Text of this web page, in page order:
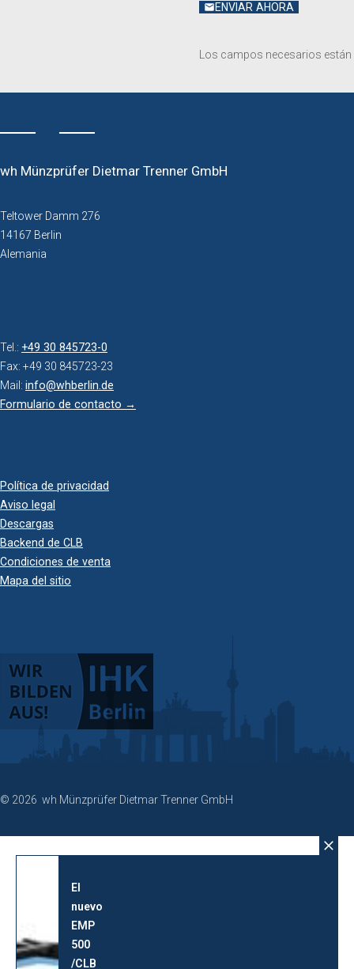
ENVIAR AHORA
Los campos necesarios
wh Münzprüfer Dietmar Trenner GmbH
Teltower Damm 276
14167 Berlin
Alemania
Tel.: +49 30 845723-0
Fax: +49 30 845723-23
Mail: info@whberlin.de
Formulario de contacto →
Política de privacidad
Aviso legal
Descargas
Backend de CLB
Condiciones de venta
Mapa del sitio
© 2026 wh Münzprüfer Dietmar Trenner GmbH
El
nuevo
EMP
500
/CLB